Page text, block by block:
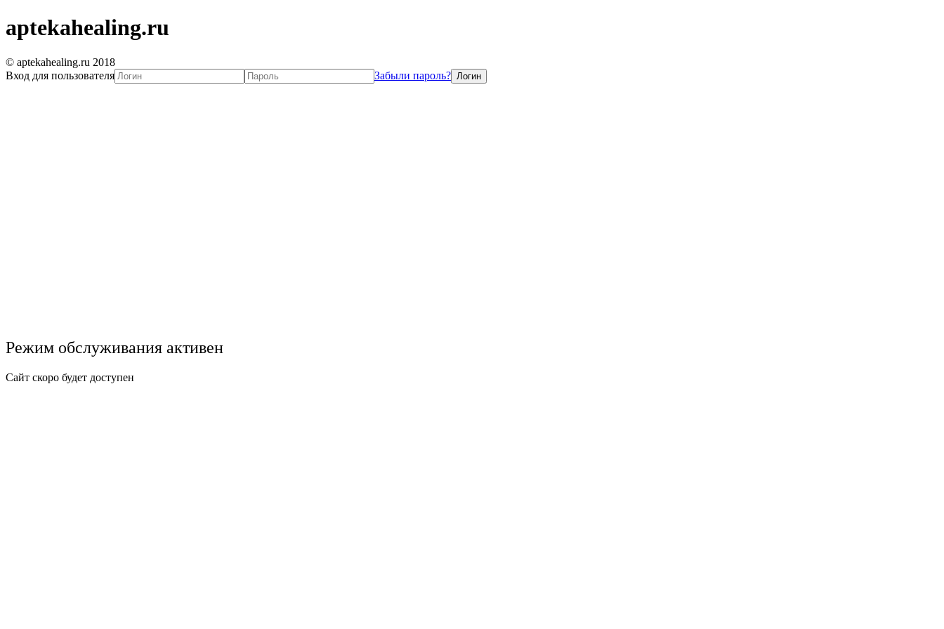
aptekahealing.ru
Режим обслуживания активен
Сайт скоро будет доступен
© aptekahealing.ru 2018
Вход для пользователя
Забыли пароль?